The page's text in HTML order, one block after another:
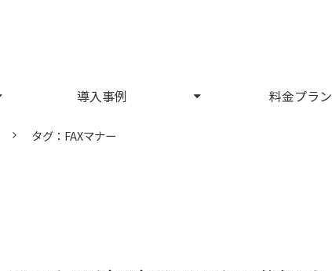
導入事例 料金プラン
タグ：FAXマナー